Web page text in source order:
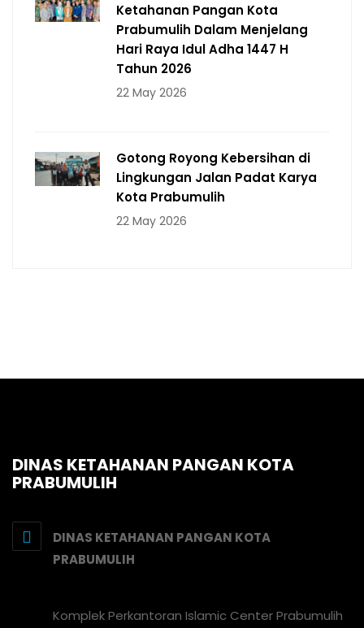
Ketahanan Pangan Kota
Prabumulih Dalam Menjelang
Hari Raya Idul Adha 1447 H
Tahun 2026
22 May 2026
Gotong Royong Kebersihan di
Lingkungan Jalan Padat Karya
Kota Prabumulih
22 May 2026
DINAS KETAHANAN PANGAN KOTA
PRABUMULIH
DINAS KETAHANAN PANGAN KOTA
PRABUMULIH
Komplek Perkantoran Islamic Center Prabumulih